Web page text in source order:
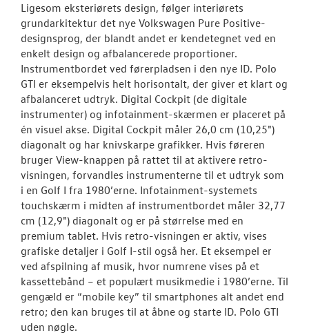
Ligesom eksteriørets design, følger interiørets
grundarkitektur det nye Volkswagen Pure Positive-
designsprog, der blandt andet er kendetegnet ved en
enkelt design og afbalancerede proportioner.
Instrumentbordet ved førerpladsen i den nye ID. Polo
GTI er eksempelvis helt horisontalt, der giver et klart og
afbalanceret udtryk. Digital Cockpit (de digitale
instrumenter) og infotainment-skærmen er placeret på
én visuel akse. Digital Cockpit måler 26,0 cm (10,25")
diagonalt og har knivskarpe grafikker. Hvis føreren
bruger View-knappen på rattet til at aktivere retro-
visningen, forvandles instrumenterne til et udtryk som
i en Golf I fra 1980’erne. Infotainment-systemets
touchskærm i midten af instrumentbordet måler 32,77
cm (12,9") diagonalt og er på størrelse med en
premium tablet. Hvis retro-visningen er aktiv, vises
grafiske detaljer i Golf I-stil også her. Et eksempel er
ved afspilning af musik, hvor numrene vises på et
kassettebånd – et populært musikmedie i 1980’erne. Til
gengæld er “mobile key” til smartphones alt andet end
retro; den kan bruges til at åbne og starte ID. Polo GTI
uden nøgle.